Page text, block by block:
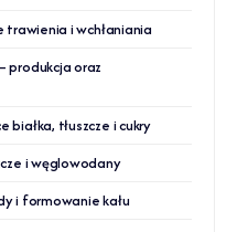
trawienia i wchłaniania
produkcja oraz
białka, tłuszcze i cukry
i węglowodany
i formowanie kału